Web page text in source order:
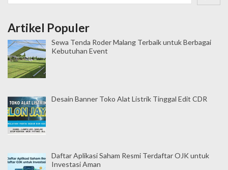
Artikel Populer
Sewa Tenda Roder Malang Terbaik untuk Berbagai
Kebutuhan Event
Desain Banner Toko Alat Listrik Tinggal Edit CDR
Daftar Aplikasi Saham Resmi Terdaftar OJK untuk
Investasi Aman